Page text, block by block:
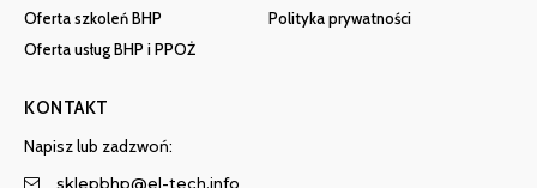
Oferta szkoleń BHP
Oferta usług BHP i PPOŻ
Polityka prywatności
KONTAKT
Napisz lub zadzwoń:
sklepbhp@el-tech.info